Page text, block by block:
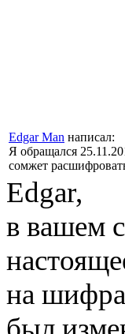
Edgar Man написал:
Я обращался
сомжет
Edgar,
в вашем
на